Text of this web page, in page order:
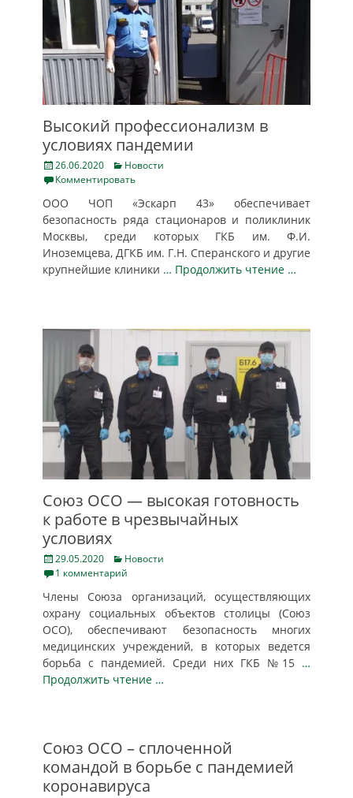
Высокий профессионализм в
условиях пандемии
Posted
on
26.06.2020 Categories
Новости
Комментировать
ООО ЧОП «Эскарп 43» обеспечивает
безопасность ряда стационаров и поликлиник
Москвы, среди которых ГКБ им. Ф.И.
Иноземцева, ДГКБ им. Г.Н. Сперанского и другие
крупнейшие клиники … Продолжить чтение …
Союз ОСО — высокая готовность
к работе в чрезвычайных
условиях
Posted
on
29.05.2020 Categories
Новости
1 комментарий
Члены Союза организаций, осуществляющих
охрану социальных объектов столицы (Союз
ОСО), обеспечивают безопасность многих
медицинских учреждений, в которых ведется
борьба с пандемией. Среди них ГКБ №15 …
Продолжить чтение …
Союз ОСО – сплоченной
командой в борьбе с пандемией
коронавируса